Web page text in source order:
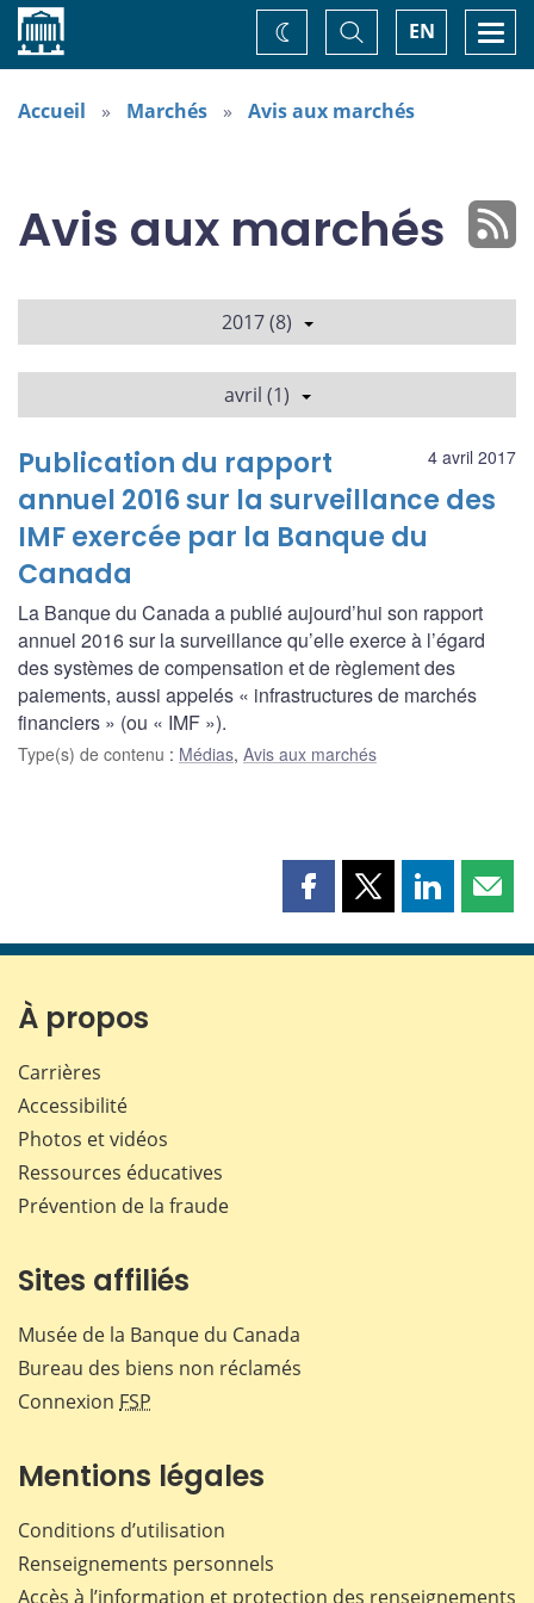
Accueil EN
Basculer
la
recherche
Changez
de
Accueil Marchés Avis aux marchés
Avis aux marchés
2017 (8)
avril (1)
4 avril 2017
Publication du rapport
annuel 2016 sur la surveillance des
IMF exercée par la Banque du
Canada
La Banque du Canada a publié aujourd’hui son rapport
annuel 2016 sur la surveillance qu’elle exerce à l’égard
des systèmes de compensation et de règlement des
paiements, aussi appelés « infrastructures de marchés
financiers » (ou « IMF »).
Type(s) de contenu : Médias, Avis aux marchés
Partager
page
Partager
page
Partager
page page
À propos
Carrières
Accessibilité
Photos et vidéos
Ressources éducatives
Prévention de la fraude
Sites affiliés
Musée de la Banque du Canada
Bureau des biens non réclamés
Connexion FSP
Mentions légales
Conditions d’utilisation
Renseignements personnels
Accès à l’information et protection des renseignements